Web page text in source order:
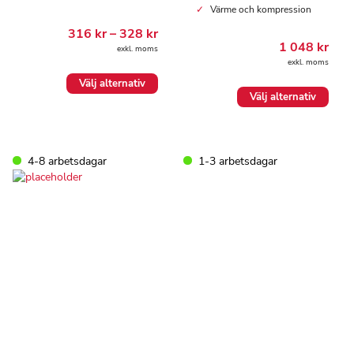
316 kr–328 krPrisintervall:
316.00 kr
till
exkl. moms
Välj alternativ
De
olika
Värme och kompression
1 048 kr
exkl. moms
Välj alternativ
varianter.
4-8 arbetsdagar 1-3 arbetsdagar